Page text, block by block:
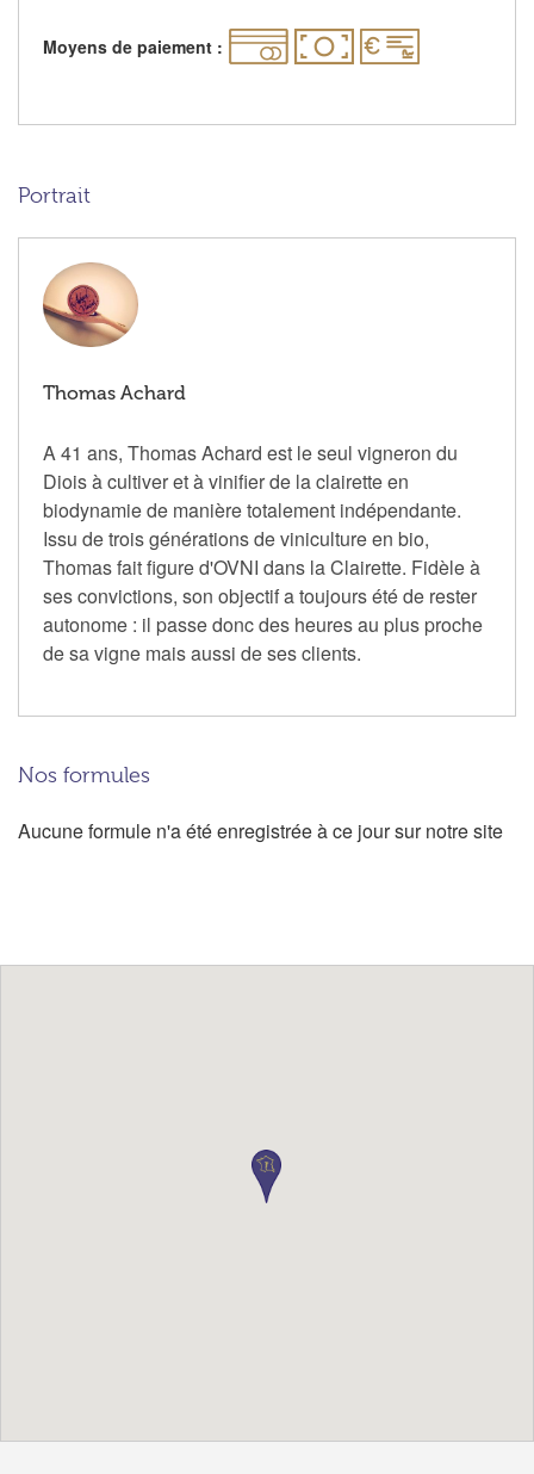
Moyens de paiement :
Portrait
Thomas Achard
A 41 ans, Thomas Achard est le seul vigneron du
Diois à cultiver et à vinifier de la clairette en
biodynamie de manière totalement indépendante.
Issu de trois générations de viniculture en bio,
Thomas fait figure d'OVNI dans la Clairette. Fidèle à
ses convictions, son objectif a toujours été de rester
autonome : il passe donc des heures au plus proche
de sa vigne mais aussi de ses clients.
Nos formules
Aucune formule n'a été enregistrée à ce jour sur notre site